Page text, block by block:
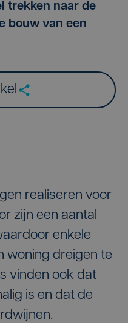
trekken naar de
bouw van een
realiseren voor
zijn een aantal
enkele
woning dreigen te
vinden ook dat
is en dat de